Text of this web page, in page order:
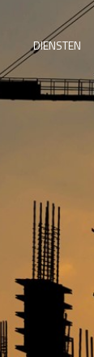
DIENSTEN